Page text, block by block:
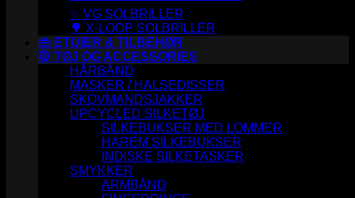
✨ VG SOLBRILLER
🌳 X-LOOP SOLBRILLER
👜 ETUIER & TILBEHØR
🧥 TØJ OG ACCESSORIES
HÅRBÅND
MASKER / HALSEDISSER
SKOVMANDSJAKKER
UPCYCLED SILKETØJ
SILKEBUKSER MED LOMMER
HAREM SILKEBUKSER
INDISKE SILKETASKER
SMYKKER
ARMBÅND